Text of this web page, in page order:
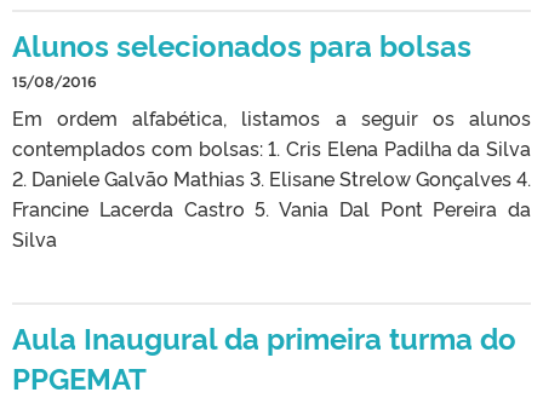
Alunos selecionados para bolsas
15/08/2016
Em ordem alfabética, listamos a seguir os alunos
contemplados com bolsas: 1. Cris Elena Padilha da Silva
2. Daniele Galvão Mathias 3. Elisane Strelow Gonçalves 4.
Francine Lacerda Castro 5. Vania Dal Pont Pereira da
Silva
Aula Inaugural da primeira turma do
PPGEMAT